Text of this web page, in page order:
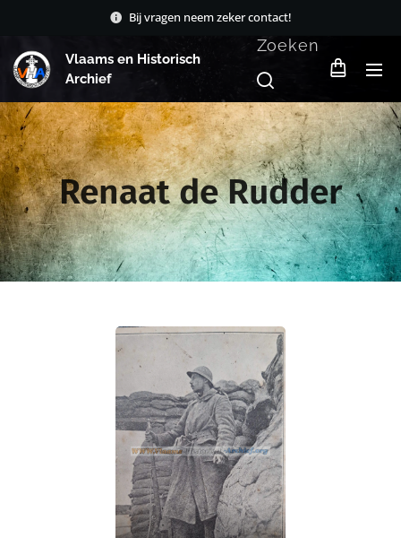
Bij vragen neem zeker contact!
Vlaams en Historisch
Archief
Zoeken
Renaat de Rudder